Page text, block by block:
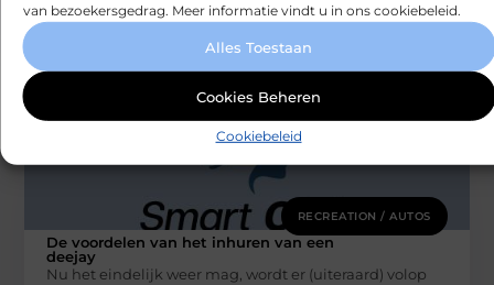
van bezoekersgedrag. Meer informatie vindt u in ons cookiebeleid.
Alles Toestaan
Cookies Beheren
Cookiebeleid
RECREATION / AUTOS
De voordelen van het inhuren van een
deejay
Nu het eindelijk weer mag, wordt er (uiteraard) volop